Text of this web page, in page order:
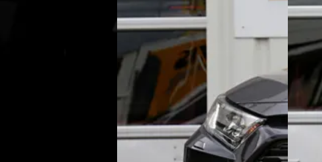
2.5 Hybrid*Fabrieksgarantie t/m12-
2031!*Perfect Toyota
onderh.*Trekhaak/Leder/Stoelverw./
€ 34.900
v.a. € 740/mnd
Marktconform
2031 · 60.811 km · Hybride · Automaat
2.5
€
v.a. €
2031